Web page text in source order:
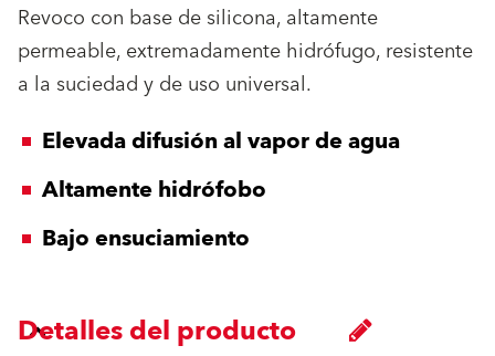
Revoco con base de silicona, altamente
permeable, extremadamente hidrófugo, resistente
a la suciedad y de uso universal.
Elevada difusión al vapor de agua
Altamente hidrófobo
Bajo ensuciamiento
Detalles del producto